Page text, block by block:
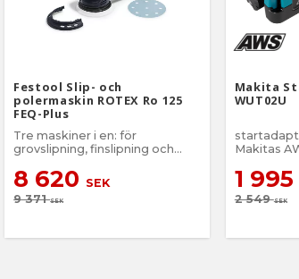
Festool Slip- och
polermaskin ROTEX Ro 125
FEQ-Plus
Tre maskiner i en: för
grovslipning, finslipning och
8 620 SEK
9 371SEK
Makita
WUT02U
Makitas
1 995
2 549SEK